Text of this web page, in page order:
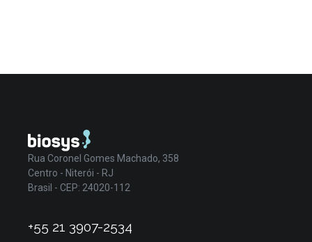
Rua Coronel Gomes Machado, 358
Centro - Niterói - RJ
Brasil - CEP: 24020-112
+55 21 3907-2534